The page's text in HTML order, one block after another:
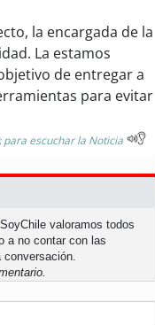
la encargada de la
La estamos
de entregar a
para evitar
para escuchar la Noticia
valoramos todos
a no contar con las